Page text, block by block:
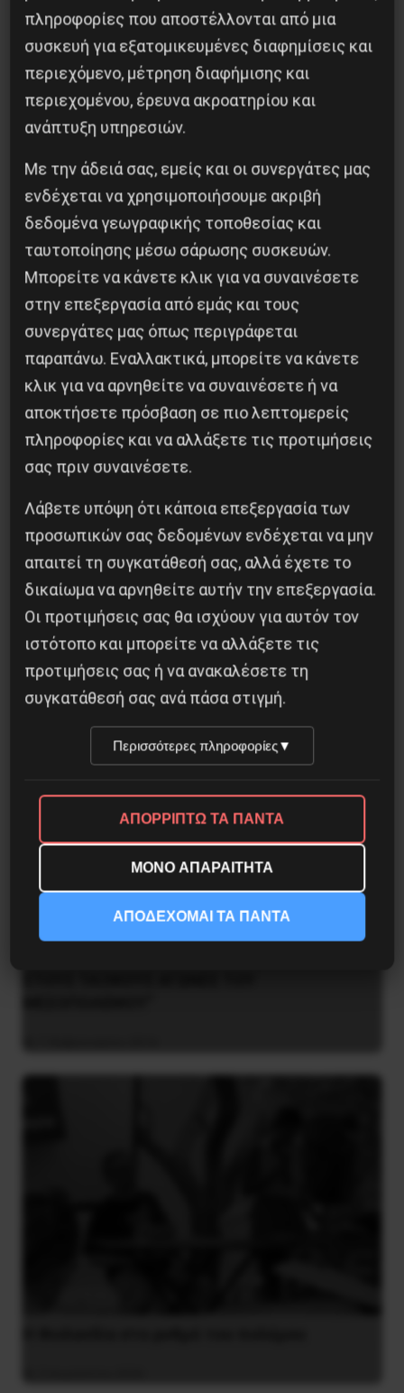
Η Eπανάσταση της 19 Ιουλίου 1936 στην
Iσπανία
5 Αυγούστου 2026
Besa, το νέο πολιτικό μανιφέστο του Ράμα
5 Αυγούστου 2026
ΒΙΒΛΙΟΠΑΡΟΥΣΙΑΣΗ: “Η ΕΡΓΑΤΙΚΗ ΤΑΞΗ ΣΤΗΝ
πληροφορίες που αποστέλλονται από μια
συσκευή για εξατομικευμένες διαφημίσεις και
περιεχόμενο, μέτρηση διαφήμισης και
περιεχομένου, έρευνα ακροατηρίου και
ανάπτυξη υπηρεσιών.
Με την άδειά σας, εμείς και οι συνεργάτες μας
ενδέχεται να χρησιμοποιήσουμε ακριβή
δεδομένα γεωγραφικής τοποθεσίας και
ταυτοποίησης μέσω σάρωσης συσκευών.
Μπορείτε να κάνετε κλικ για να συναινέσετε
στην επεξεργασία από εμάς και τους
συνεργάτες μας όπως περιγράφεται
παραπάνω. Εναλλακτικά, μπορείτε να κάνετε
κλικ για να αρνηθείτε να συναινέσετε ή να
αποκτήσετε πρόσβαση σε πιο λεπτομερείς
πληροφορίες και να αλλάξετε τις προτιμήσεις
σας πριν συναινέσετε.
Λάβετε υπόψη ότι κάποια επεξεργασία των
προσωπικών σας δεδομένων ενδέχεται να μην
απαιτεί τη συγκατάθεσή σας, αλλά έχετε το
δικαίωμα να αρνηθείτε αυτήν την επεξεργασία.
Οι προτιμήσεις σας θα ισχύουν για αυτόν τον
ιστότοπο και μπορείτε να αλλάξετε τις
προτιμήσεις σας ή να ανακαλέσετε τη
συγκατάθεσή σας ανά πάσα στιγμή.
Περισσότερες πληροφορίες▼
ΑΠΟΡΡΙΠΤΩ ΤΑ ΠΑΝΤΑ
ΜΟΝΟ ΑΠΑΡΑΙΤΗΤΑ
ΑΠΟΔΕΧΟΜΑΙ ΤΑ ΠΑΝΤΑ